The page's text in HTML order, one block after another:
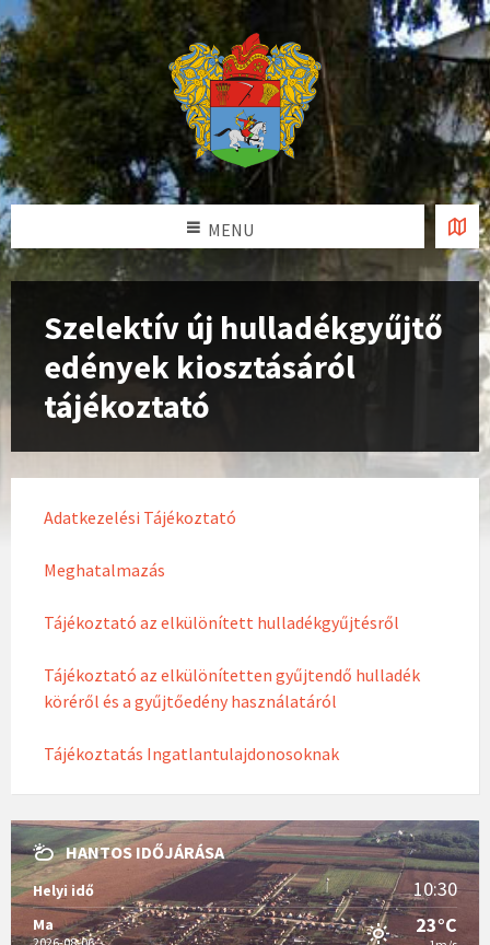
MENU
Szelektív új hulladékgyűjtő
edények kiosztásáról
tájékoztató
Adatkezelési Tájékoztató
Meghatalmazás
Tájékoztató az elkülönített hulladékgyűjtésről
Tájékoztató az elkülönítetten gyűjtendő hulladék
köréről és a gyűjtőedény használatáról
Tájékoztatás Ingatlantulajdonosoknak
HANTOS IDŐJÁRÁSA
Helyi idő 10:30
Ma 23°C